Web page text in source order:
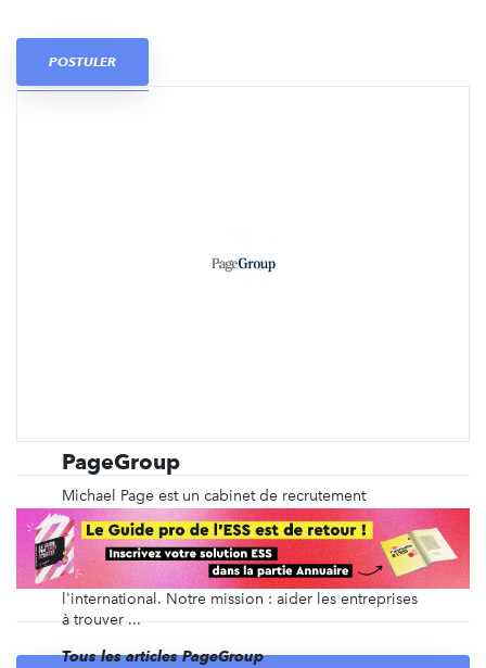
POSTULER
PageGroup
Michael Page est un cabinet de recrutement
spécialisé depuis plus de 40 ans dans le
recrutement en CDI, en intérim, en management de
transition, ainsi que du recrutement de dirigeants et
des recrutements volumiques, en France et à
l'international. Notre mission : aider les entreprises
à trouver ...
Tous les articles PageGroup